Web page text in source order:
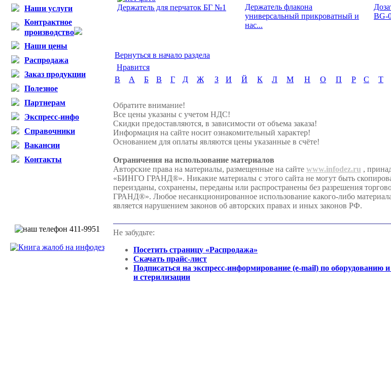
Наши услуги
Контрактное
производство
Наши цены
Распродажа
Заказ продукции
Полезное
Партнерам
Экспресс-инфо
Справочники
Вакансии
Контакты
Держатель для перчаток БГ №1
Держатель флакона
универсальный прикроватный и
нас...
BG-
Вернуться в начало раздела
Нравится
B
А Б В Г Д Ж З И Й К Л М Н О П Р С Т
Обратите внимание!
Все цены указаны с учетом НДС!
Скидки предоставляются, в зависимости от объема заказа!
Информация на сайте носит ознакомительный характер!
Основанием для оплаты являются цены указанные в счёте!
Ограничения на использование материалов
Авторские права на материалы, размещенные на сайте www.infodez.ru ,
«БИНГО ГРАНД®». Никакие материалы с этого сайта не могут быть
переизданы, сохранены, переданы или распространены без разрешения
ГРАНД®». Любое несанкционированное использование какого-либо
является нарушением законов об авторских правах и иных законов РФ.
Не забудьте:
Посетить страницу «Распродажа»
Скачать прайс-лист
Подписаться на экспресс-информирование (e-mail) по оборудованию
и стерилизации